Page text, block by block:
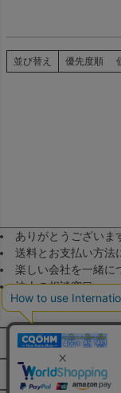
並び替え 優先度順
ありがとうございま
送料とお支払い方法
楽しい会社を一緒に
法人の相談窓口
メールマガジン登録
FAQ・お問い合わせ